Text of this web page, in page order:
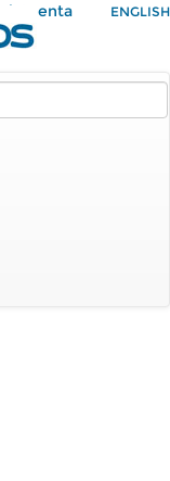
Mi Cuenta ENGLISH